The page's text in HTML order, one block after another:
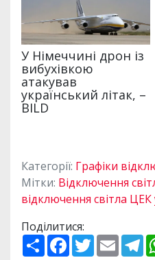
Категорії: Графіки
Мітки: Відключення
відключення світла ЦЕК
Поділитися:
П
о
F
a
T
w
E
m
T
e